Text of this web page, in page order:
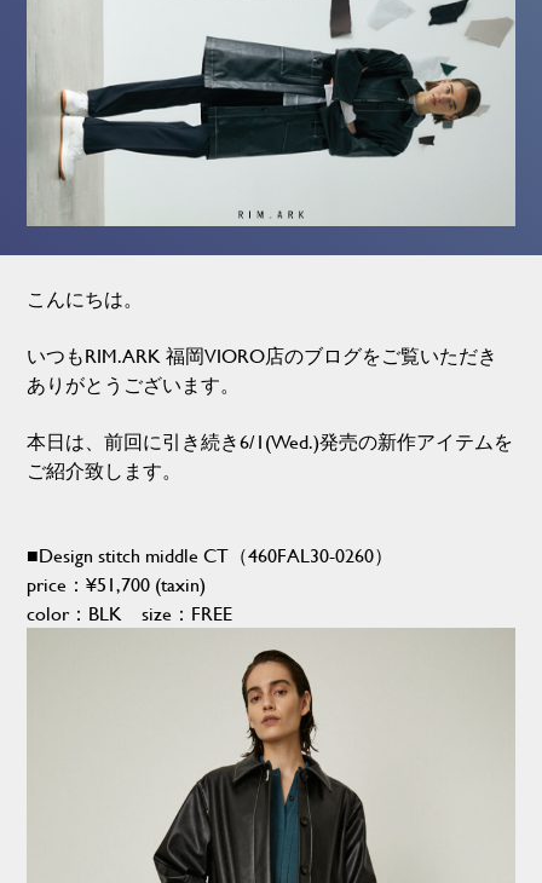
こんにちは。
いつもRIM.ARK 福岡VIORO店のブログをご覧いただき
ありがとうございます。
本日は、前回に引き続き6/1(Wed.)発売の新作アイテムを
ご紹介致します。
■Design stitch middle CT（460FAL30-0260）
price：¥51,700 (taxin)
color：BLK size：FREE